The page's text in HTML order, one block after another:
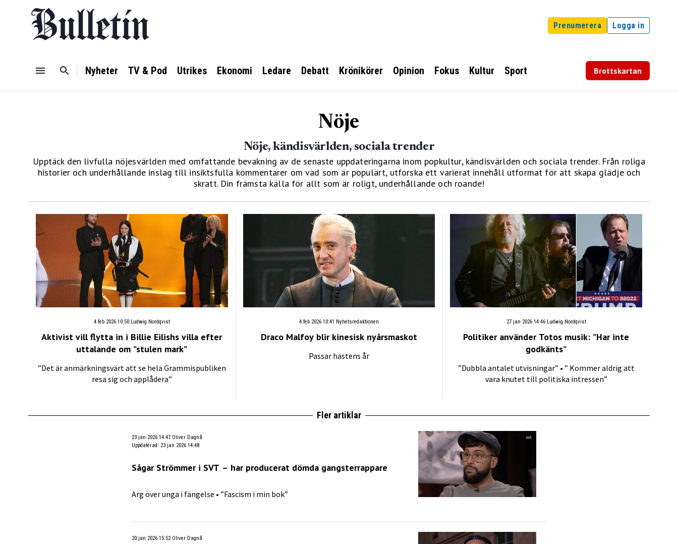
Prenumerera Logga in
Nyheter TV & Pod Utrikes Ekonomi Ledare Debatt Krönikörer Opinion Fokus Kultur Sport Brottskartan
Nöje
Nöje, kändisvärlden, sociala trender
Upptäck den livfulla nöjesvärlden med omfattande bevakning av de senaste uppdateringarna inom popkultur, kändisvärlden och sociala trender. Från roliga
historier och underhållande inslag till insiktsfulla kommentarer om vad som är populärt, utforska ett varierat innehåll utformat för att skapa glädje och
skratt. Din främsta källa för allt som är roligt, underhållande och roande!
4 feb 2026 10:50 Ludwig Nordqvist
Aktivist vill flytta in i Billie Eilishs villa efter
uttalande om ”stulen mark”
”Det är anmärkningsvärt att se hela Grammispubliken
resa sig och applådera”
4 feb 2026 10:41 Nyhetsredaktionen
Draco Malfoy blir kinesisk nyårsmaskot
Passar hästens år
27 jan 2026 14:46 Ludwig Nordqvist
Politiker använder Totos musik: ”Har inte
godkänts”
”Dubbla antalet utvisningar” • ” Kommer aldrig att
vara knutet till politiska intressen”
Fler artiklar
23 jan 2026 14:47 Oliver Dagnå
Uppdaterad: 23 jan 2026 14:48
Sågar Strömmer i SVT – har producerat dömda gangsterrappare
Arg över unga i fängelse • ”Fascism i min bok”
20 jan 2026 15:52 Oliver Dagnå